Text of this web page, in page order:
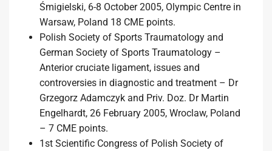
Śmigielski, 6-8 October 2005, Olympic Centre in
Warsaw, Poland 18 CME points.
Polish Society of Sports Traumatology and
German Society of Sports Traumatology –
Anterior cruciate ligament, issues and
controversies in diagnostic and treatment – Dr
Grzegorz Adamczyk and Priv. Doz. Dr Martin
Engelhardt, 26 February 2005, Wroclaw, Poland
– 7 CME points.
1st Scientific Congress of Polish Society of